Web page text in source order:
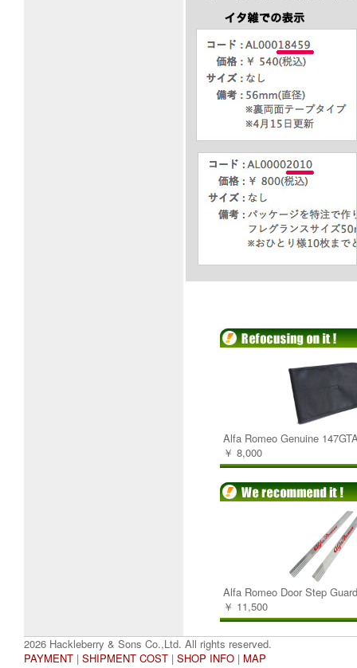
Alfa Romeo Genuine
￥ 8,000
Alfa Romeo Door Step
￥ 11,500
2026 Hackleberry & Sons Co.,Ltd. All rights reserved.
PAYMENT | SHIPMENT COST | SHOP INFO | MAP